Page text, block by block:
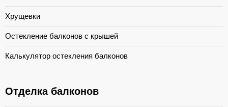
Хрущевки
Остекление балконов с крышей
Калькулятор остекления балконов
Отделка балконов